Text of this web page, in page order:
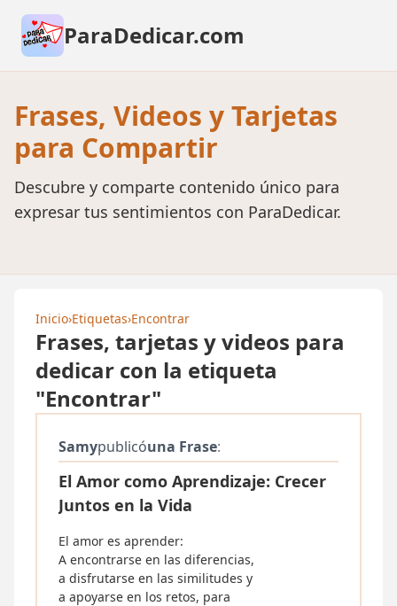
ParaDedicar.com
Frases, Videos y Tarjetas
para Compartir
Descubre y comparte contenido único para
expresar tus sentimientos con ParaDedicar.
Inicio›Etiquetas›Encontrar
Frases, tarjetas y videos para
dedicar con la etiqueta
"Encontrar"
Samypublicóuna Frase:
El Amor como Aprendizaje: Crecer
Juntos en la Vida
El amor es aprender:
A encontrarse en las diferencias,
a disfrutarse en las similitudes y
a apoyarse en los retos, para